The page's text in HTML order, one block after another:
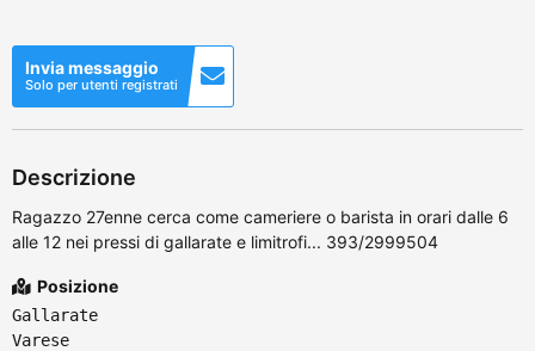
Invia messaggio
Solo per utenti registrati
Descrizione
Ragazzo 27enne cerca come cameriere o barista in orari dalle 6
alle 12 nei pressi di gallarate e limitrofi... 393/2999504
Posizione
Gallarate
Varese